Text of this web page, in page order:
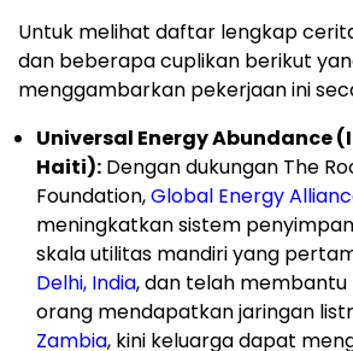
Untuk melihat daftar lengkap
dan beberapa cuplikan berikut
menggambarkan pekerjaan ini
Universal Energy Abundance
Haiti): Dengan dukungan The
Foundation,Global Energy
meningkatkan sistem
skala utilitas mandiri yang
Delhi, India, dan telah membantu
orang mendapatkan jaringan
Zambia, kini keluarga dapat